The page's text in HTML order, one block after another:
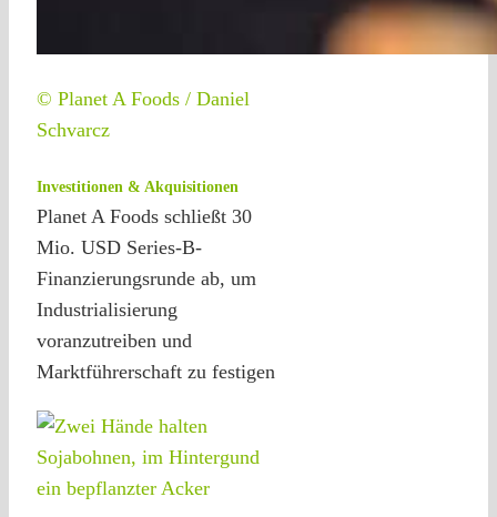
© Planet A Foods / Daniel
Schvarcz
Investitionen & Akquisitionen
Planet A Foods schließt 30
Mio. USD Series-B-
Finanzierungsrunde ab, um
Industrialisierung
voranzutreiben und
Marktführerschaft zu festigen